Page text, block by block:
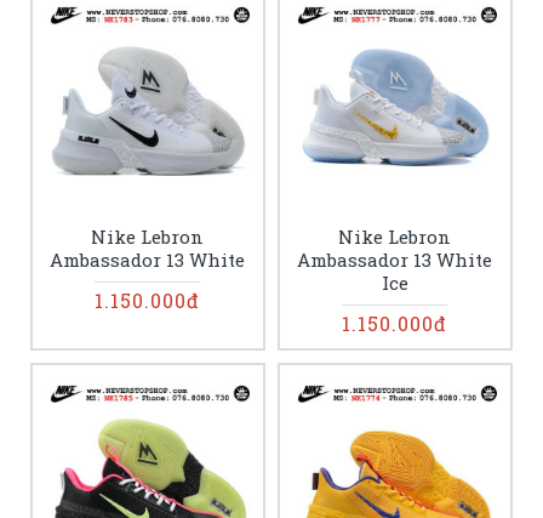
Nike Lebron
Ambassador 13 White
1.150.000đ
Nike Lebron
Ambassador 13 White
Ice
1.150.000đ